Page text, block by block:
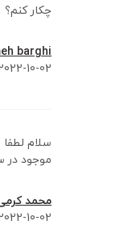
چکار کنم؟
barghi
10-02,
سلام
موجود در
محمد
10-02,